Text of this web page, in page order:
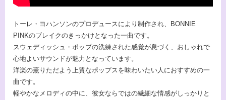
トーレ・ヨハンソンのプロデュースにより制作され、BONNIE
PINKのブレイクのきっかけとなった一曲です。
スウェディッシュ・ポップの洗練された感覚が息づく、おしゃれで
心地よいサウンドが魅力となっています。
洋楽の薫りただよう上質なポップスを味わいたい人におすすめの一
曲です。
軽やかなメロディの中に、彼女ならではの繊細な情感がしっかりと